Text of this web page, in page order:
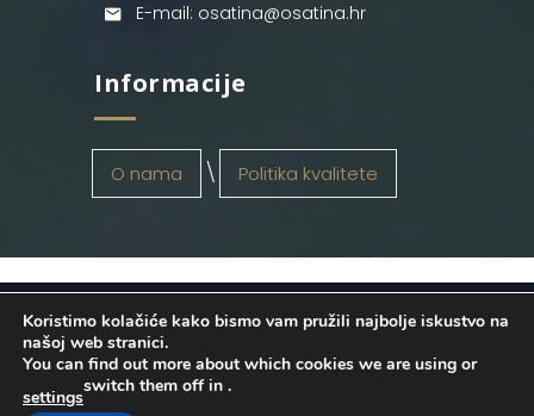
E-mail: osatina@osatina.hr
Informacije
O nama Politika kvalitete
OSATINA GRUPA d.o.o. 2026
. Configured
byINFOS Osijek. Sva prava pridržana.
Koristimo kolačiće kako bismo vam pružili najbolje iskustvo na
našoj web stranici.
You can find out more about which cookies we are using or
switch them off in
settings
.